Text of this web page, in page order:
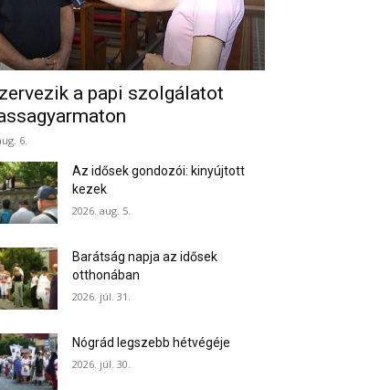
a papi szolgálatot
6.
Az idősek gondozói: kinyújtott
kezek
2026. aug. 5.
Barátság napja az idősek
otthonában
2026. júl. 31.
Nógrád legszebb hétvégéje
2026. júl. 30.